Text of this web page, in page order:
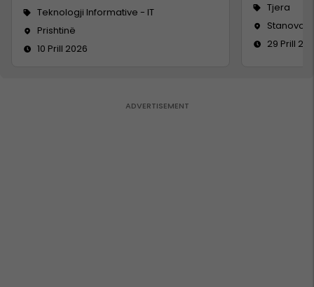
Teknologji Informative - IT
Prishtinë
10 Prill 2026
Tjera
Stanovc,
29 Prill